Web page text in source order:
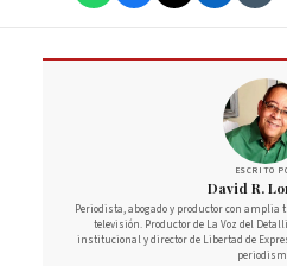
ESCRITO
David R.
Periodista, abogado y productor con
televisión. Productor de La Voz del
institucional y director de Libertad de